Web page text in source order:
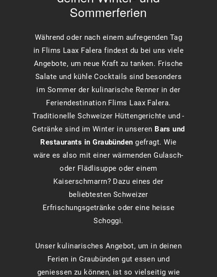
Sommerferien
Während oder nach einem aufregenden Tag
in Flims Laax Falera findest du bei uns viele
Angebote, um neue Kraft zu tanken. Frische
Salate und kühle Cocktails sind besonders
im Sommer der kulinarische Renner in der
Feriendestination Flims Laax Falera.
Traditionelle Schweizer Hüttengerichte und -
Getränke sind im Winter in unseren Bars und
Restaurants in Graubünden gefragt. Wie
wäre es also mit einer wärmenden Gulasch-
oder Flädlisuppe oder einem
Kaiserschmarrn? Dazu eines der
beliebtesten Schweizer
Erfrischungsgetränke oder eine heisse
Schoggi.
Unser kulinarisches Angebot, um in deinen
Ferien in Graubünden gut essen und
geniessen zu können, ist so vielseitig wie